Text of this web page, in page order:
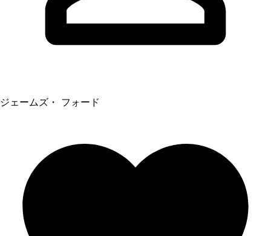
ジェームズ・ フォード